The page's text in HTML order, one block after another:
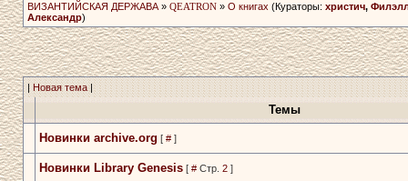
ВИЗАНТИЙСКАЯ ДЕРЖАВА» QEATRON» О книгах (Кураторы: христич,
Александр)
| Новая тема|
Темы
Новинки archive.org [ #]
Новинки Library Genesis[ #Стр. 2]